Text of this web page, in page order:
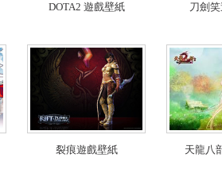
DOTA2 遊戲壁紙 刀劍
裂痕遊戲壁紙 天龍八